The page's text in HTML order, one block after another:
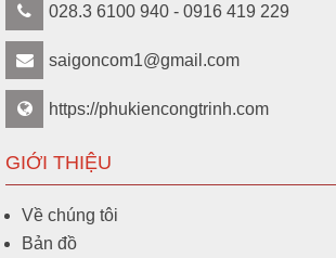
028.3 6100 940 - 0916 419 229
saigoncom1@gmail.com
https://phukiencongtrinh.com
GIỚI THIỆU
Về chúng tôi
Bản đồ